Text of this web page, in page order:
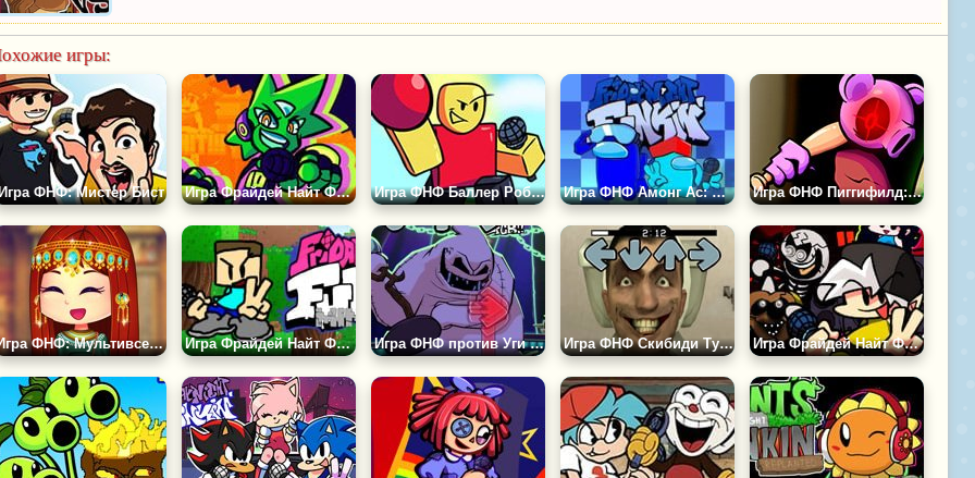
игры:
ФНФ: Мистер Бист Игра Фрайдей Найт Фанкин против Неона Игра ФНФ Баллер Роблокс Игра ФНФ Амонг Ас: Саботаж и Хаос Игра ФНФ Пиггифилд: Роблокс Пигги
Игра ФНФ: Мультивселенная Мода Гёрлфренд Игра Фрайдей Найт Фанкин: Майнкрафт Игра ФНФ против Уги Буги: Кошмар перед Рождеством Игра ФНФ Скибиди Туалет Тейковер Игра Фрайдей Найт Фанкин: Адский Бит